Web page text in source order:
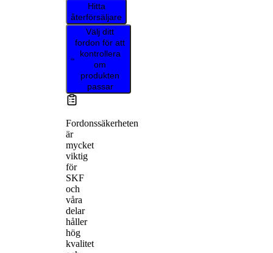
Hitta
återförsäljare
Välj ditt
fordon för att
kontrollera
om
produkten
passar
Fordonssäkerheten
är
mycket
viktig
för
SKF
och
våra
delar
håller
hög
kvalitet